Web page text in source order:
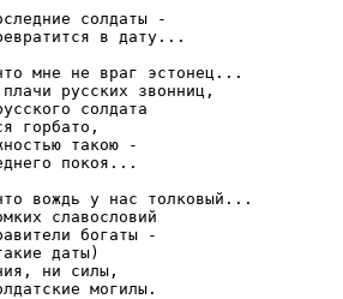
солдаты -
в дату...
мне не враг эстонец...
русских звонниц,
солдата
горбато,
такою -
покоя...
вождь у нас толковый...
славословий
богаты -
даты)
ни силы,
могилы.